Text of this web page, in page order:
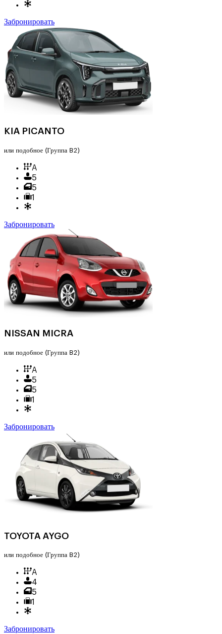
Забронировать
KIA PICANTO
или подобное (Группа B2)
A
5
5
1
Забронировать
NISSAN MICRA
или подобное (Группа B2)
A
5
5
1
Забронировать
TOYOTA AYGO
или подобное (Группа B2)
A
4
5
1
Забронировать